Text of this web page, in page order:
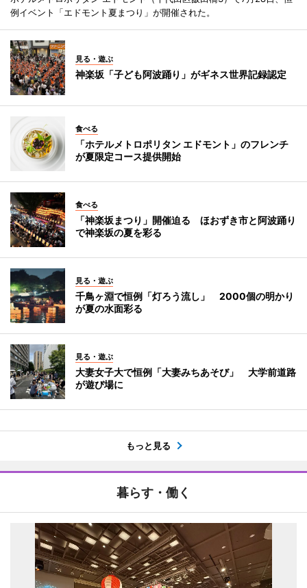
例イベント「エドモント夏まつり」が開催された。
見る・遊ぶ
神楽坂「子ども阿波踊り」がギネス世界記録認定
食べる
「ホテルメトロポリタン エドモント」のフレンチ
が夏限定コース提供開始
食べる
「神楽坂まつり」開催迫る ほおずき市と阿波踊り
で神楽坂の夏を彩る
見る・遊ぶ
千鳥ヶ淵で恒例「灯ろう流し」 2000個の明かり
が夏の水面彩る
見る・遊ぶ
大妻女子大で恒例「大妻みちあそび」 大学前道路
が遊び場に
もっと見る
暮らす・働く